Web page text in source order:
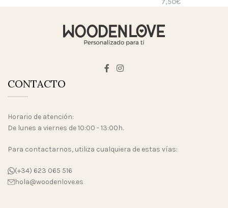
7,50€
CONTACTO
Horario de atención:
De lunes a viernes de 10:00 - 13:00h.
Para contactarnos, utiliza cualquiera de estas vías:
(+34) 623 065 516
hola@woodenlove.es